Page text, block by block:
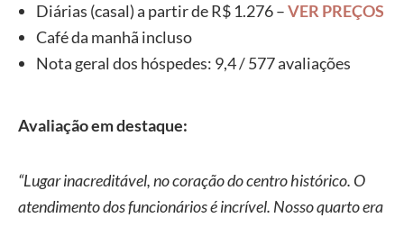
Diárias (casal) a partir de R$ 1.276 –VER PREÇOS
Café da manhã incluso
Nota geral dos hóspedes: 9,4 / 577 avaliações
Avaliação em destaque:
“Lugar inacreditável, no coração do centro histórico. O
atendimento dos funcionários é incrível. Nosso quarto era